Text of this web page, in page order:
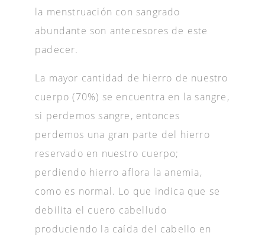
la menstruación con sangrado
abundante son antecesores de este
padecer.
La mayor cantidad de hierro de nuestro
cuerpo (70%) se encuentra en la sangre,
si perdemos sangre, entonces
perdemos una gran parte del hierro
reservado en nuestro cuerpo;
perdiendo hierro aflora la anemia,
como es normal. Lo que indica que se
debilita el cuero cabelludo
produciendo la caída del cabello en